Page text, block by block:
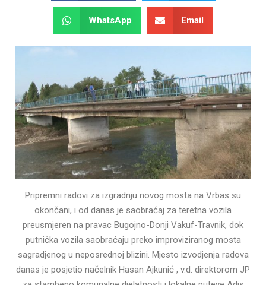
WhatsApp Email
Pripremni radovi za izgradnju novog mosta na Vrbas su
okončani, i od danas je saobraćaj za teretna vozila
preusmjeren na pravac Bugojno-Donji Vakuf-Travnik, dok
putnička vozila saobraćaju preko improviziranog mosta
sagradjenog u neposrednoj blizini. Mjesto izvodjenja radova
danas je posjetio načelnik Hasan Ajkunić , v.d. direktorom JP